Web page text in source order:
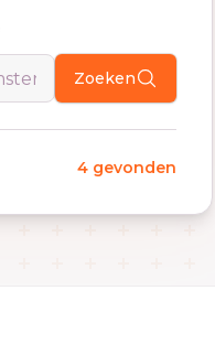
Zoeken
4 gevonden